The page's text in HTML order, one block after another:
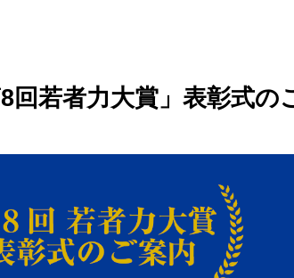
回若者力大賞」表彰式の